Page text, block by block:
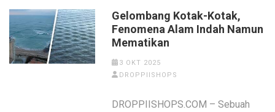
Gelombang Kotak-Kotak,
Fenomena Alam Indah Namun
Mematikan
3 OKT 2025
DROPPIISHOPS
DROPPIISHOPS.COM – Sebuah